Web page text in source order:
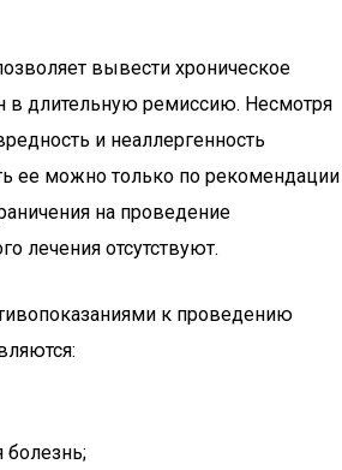
вывести хроническое
в длительную ремиссию. Несмотря
и неаллергенность
ее можно только по рекомендации
на проведение
лечения отсутствуют.
к проведению
болезнь;